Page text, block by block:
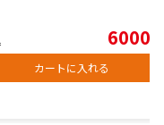
6000
カートに入れる